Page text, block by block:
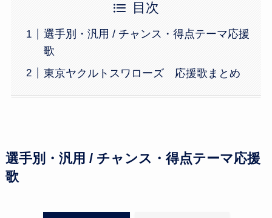
目次
選手別・汎用 / チャンス・得点テーマ応援
歌
東京ヤクルトスワローズ 応援歌まとめ
選手別・汎用 / チャンス・得点テーマ応援
歌